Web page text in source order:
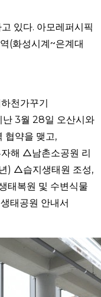
있다. 아모레퍼시픽
(화성시계~은계대
천가꾸기
난 3월 28일 오산시와
협약을 맺고,
해 △남촌소공원 리
) △습지생태원 조성,
태복원 및 수변식물
태공원 안내서